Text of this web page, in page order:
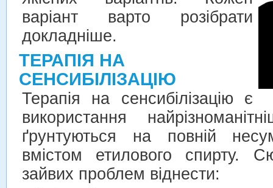
варіант варто розібрати
докладніше.
ТЕРАПІЯ НА
СЕНСИБІЛІЗАЦІЮ
Терапія на сенсибілізацію є
використання
ґрунтуються на повній
вмістом етилового спирту.
зайвих проблем віднести: